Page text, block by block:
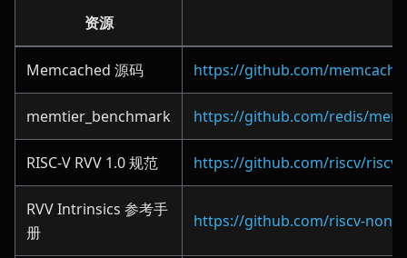
资源
Memcached 源码 https://github.com/
memtier_benchmark https://github.com/redis/
RISC-V RVV 1.0 规范 https://github.com/riscv/riscv-
RVV Intrinsics 参考手
册
https://github.com/riscv-non-